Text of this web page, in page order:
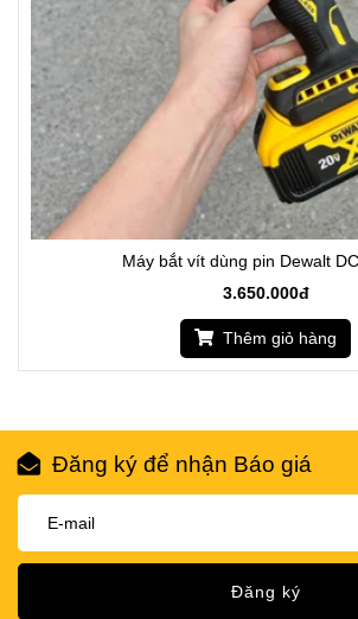
Máy bắt vít dùng pin Dewalt
3.650.000đ
Thêm giỏ hàng
Đăng ký để nhận Báo giá
Đăng ký